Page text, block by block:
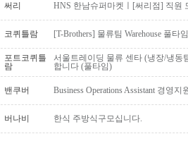
써리 HNS 한남슈퍼마켓ㅣ[써리점] 직원
코퀴틀람 [T-Brothers] 물류팀 Warehouse 풀타
포트코퀴틀
람
서울트레이딩 물류 센타 (냉장/냉동
합니다 (풀타임)
밴쿠버 Business Operations Assistant 경영
버나비 한식 주방식구모십니다.